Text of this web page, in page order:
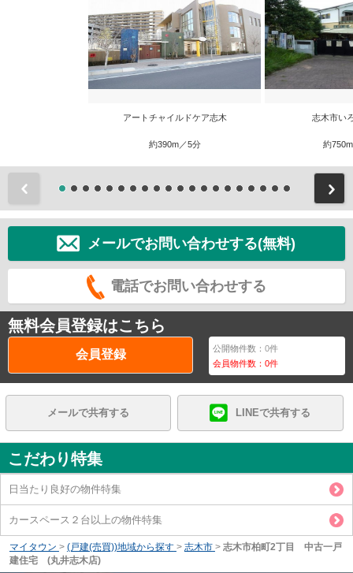
アートチャイルドケア志木
約390m／5分
志木市い
約
メールでお問い合わせする(無料)
電話でお問い合わせする
無料会員登録はこちら
会員登録 公開物件数：0件
会員物件数：0件
メールで共有する LINEで共有する
こだわり特集
日当たり良好の物件特集
カースペース２台以上の物件特集
マイタウン > (戸建(売買))地域から探す > 志木市 > 志木市柏町2丁目 中古一戸
建住宅 (丸井志木店)